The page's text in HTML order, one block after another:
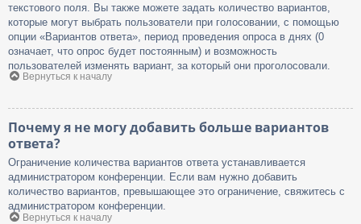
текстового поля. Вы также можете задать количество вариантов,
которые могут выбрать пользователи при голосовании, с помощью
опции «Вариантов ответа», период проведения опроса в днях (0
означает, что опрос будет постоянным) и возможность
пользователей изменять вариант, за который они проголосовали.
Вернуться к началу
Почему я не могу добавить больше вариантов
ответа?
Ограничение количества вариантов ответа устанавливается
администратором конференции. Если вам нужно добавить
количество вариантов, превышающее это ограничение, свяжитесь с
администратором конференции.
Вернуться к началу